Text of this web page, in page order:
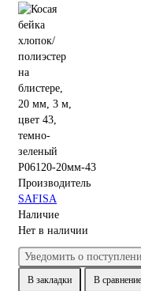
P06120-20мм-43
Производитель
SAFISA
Наличие
Нет в наличии
Уведомить о
В закладки В сравнение